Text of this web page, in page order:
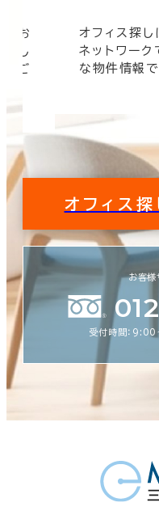
頼の
豊富
。
オフィスを
用意してい
なご要望に
オフィス
お客様
受付時間：9:00